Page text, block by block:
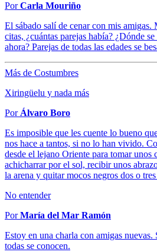
PorCarla Mouriño
El sábado salí de cenar con mis amigas.
citas, ¿cuántas parejas había? ¿Dónde
ahora? Parejas de todas las edades se
Más de Costumbres
Xiringüelu y nada más
Por Álvaro Boro
Es imposible que les cuente lo bueno
nos hace a tantos, si no lo han vivido.
desde el lejano Oriente para tomar unos
achicharrar por el sol, recibir unos
la arena y quitar mocos negros dos o tres
No entender
PorMaría del Mar Ramón
Estoy en una charla con amigas nuevas.
todas se conocen.